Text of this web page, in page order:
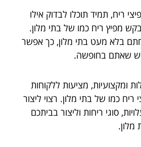
ריח, תמיד תוכלו לבדוק אילו
מפיץ ריח כמו של בתי מלון.
בלא מעט בתי מלון, כך אפשר
שאתם בחופשה.
ומקצועיות, מציעות ללקוחות
ריח כמו של בתי מלון. רצוי ליצור
סוגי ריחות וליצור בביתכם
מלון.